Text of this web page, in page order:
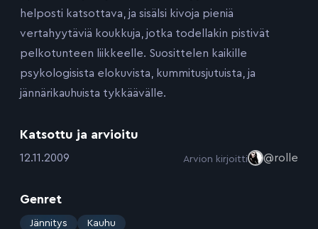
helposti katsottava, ja sisälsi kivoja pieniä
vertahyytäviä koukkuja, jotka todellakin pistivät
pelkotunteen liikkeelle. Suosittelen kaikille
psykologisista elokuvista, kummitusjutuista, ja
jännärikauhuista tykkäävälle.
Katsottu ja arvioitu
:12.11.2009 Arvion kirjoitti @rolle
Genret
: Jännitys Kauhu